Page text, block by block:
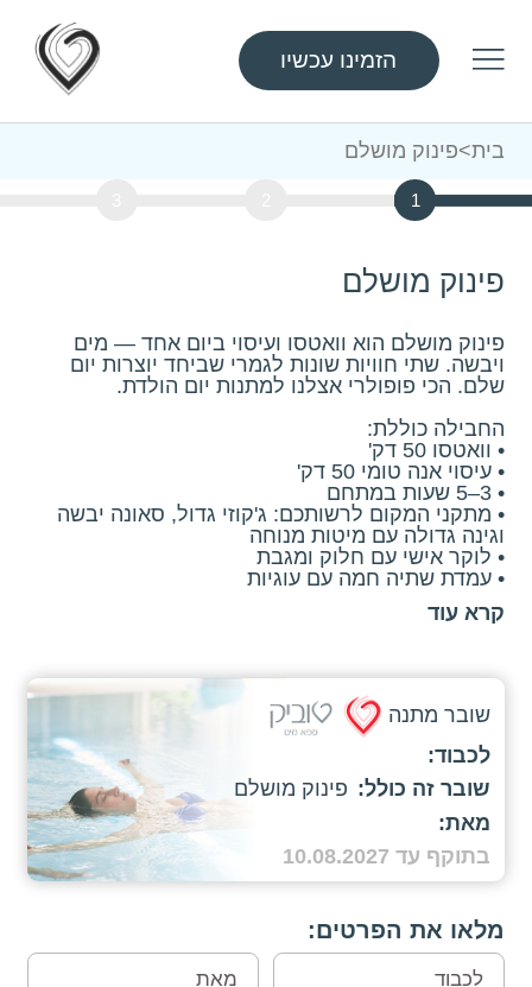
הזמינו עכשיו
בית>פינוק מושלם
1
פינוק מושלם
פינוק מושלם הוא וואטסו ועיסוי ביום אחד — מים
ויבשה. שתי חוויות שונות לגמרי שביחד יוצרות יום
שלם. הכי פופולרי אצלנו למתנות יום הולדת.
החבילה כוללת:
• וואטסו 50 דק'
• עיסוי אנה טומי 50 דק'
• 3–5 שעות במתחם
• מתקני המקום לרשותכם: ג'קוזי גדול, סאונה יבשה
וגינה גדולה עם מיטות מנוחה
• לוקר אישי עם חלוק ומגבת
• עמדת שתיה חמה עם עוגיות
קרא עוד
שובר מתנה
פינוק מושלם
בתוקף עד 10.08.2027
מלאו את הפרטים: